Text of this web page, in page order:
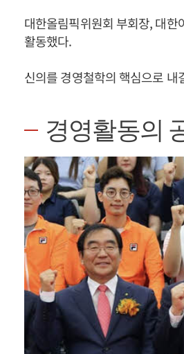
대한올림픽위원회 부회장, 대
활동했다.
신의를 경영철학의 핵심으로
경영활동의